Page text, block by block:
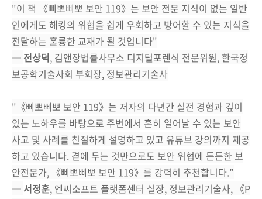
"이 책 《삐뽀삐뽀 보안 119》는 보안 전문 지식이 없는 일반
인에게도 해킹의 위협을 쉽게 우회하고 방어할 수 있는 지식을
전달하는 훌륭한 교재가 될 것입니다"
─ 전상덕, 김앤장법률사무소 디지털포렌식 전문위원, 한국정
보공학기술사회 부회장, 정보관리기술사
"《삐뽀삐뽀 보안 119》는 저자의 다년간 실전 경험과 깊이
있는 노하우를 바탕으로 주변에서 흔히 일어날 수 있는 보안
사고 및 사례를 친절하게 설명하고 있고 유튜브 강의까지 제공
하고 있습니다. 곁에 두는 것만으로도 보안 위협에 든든한 보
안전문가, 《삐뽀삐뽀 보안 119》를 강력히 추천합니다.”
─ 서정훈, 엔씨소프트 플랫폼센터 실장, 정보관리기술사, 《P